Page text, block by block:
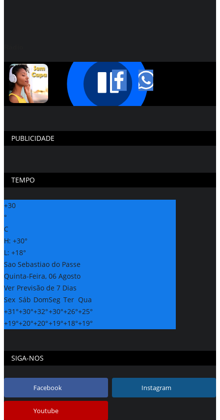
PUBLICIDADE
TEMPO
+30
°
C
H: +30°
L: +18°
Sao Sebastiao do Passe
Quinta-Feira, 06 Agosto
Ver Previsão de 7 Dias
Sex Sáb DomSeg Ter Qua
+31°+30°+32°+30°+26°+25°
+19°+20°+20°+19°+18°+19°
SIGA-NOS
Facebook Instagram
Youtube